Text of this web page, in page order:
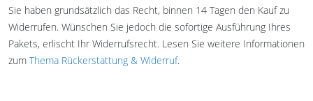
Sie haben grundsätzlich das Recht, binnen 14 Tagen den Kauf zu
Widerrufen. Wünschen Sie jedoch die sofortige Ausführung Ihres
Pakets, erlischt Ihr Widerrufsrecht. Lesen Sie weitere Informationen
zum Thema Rückerstattung & Widerruf.